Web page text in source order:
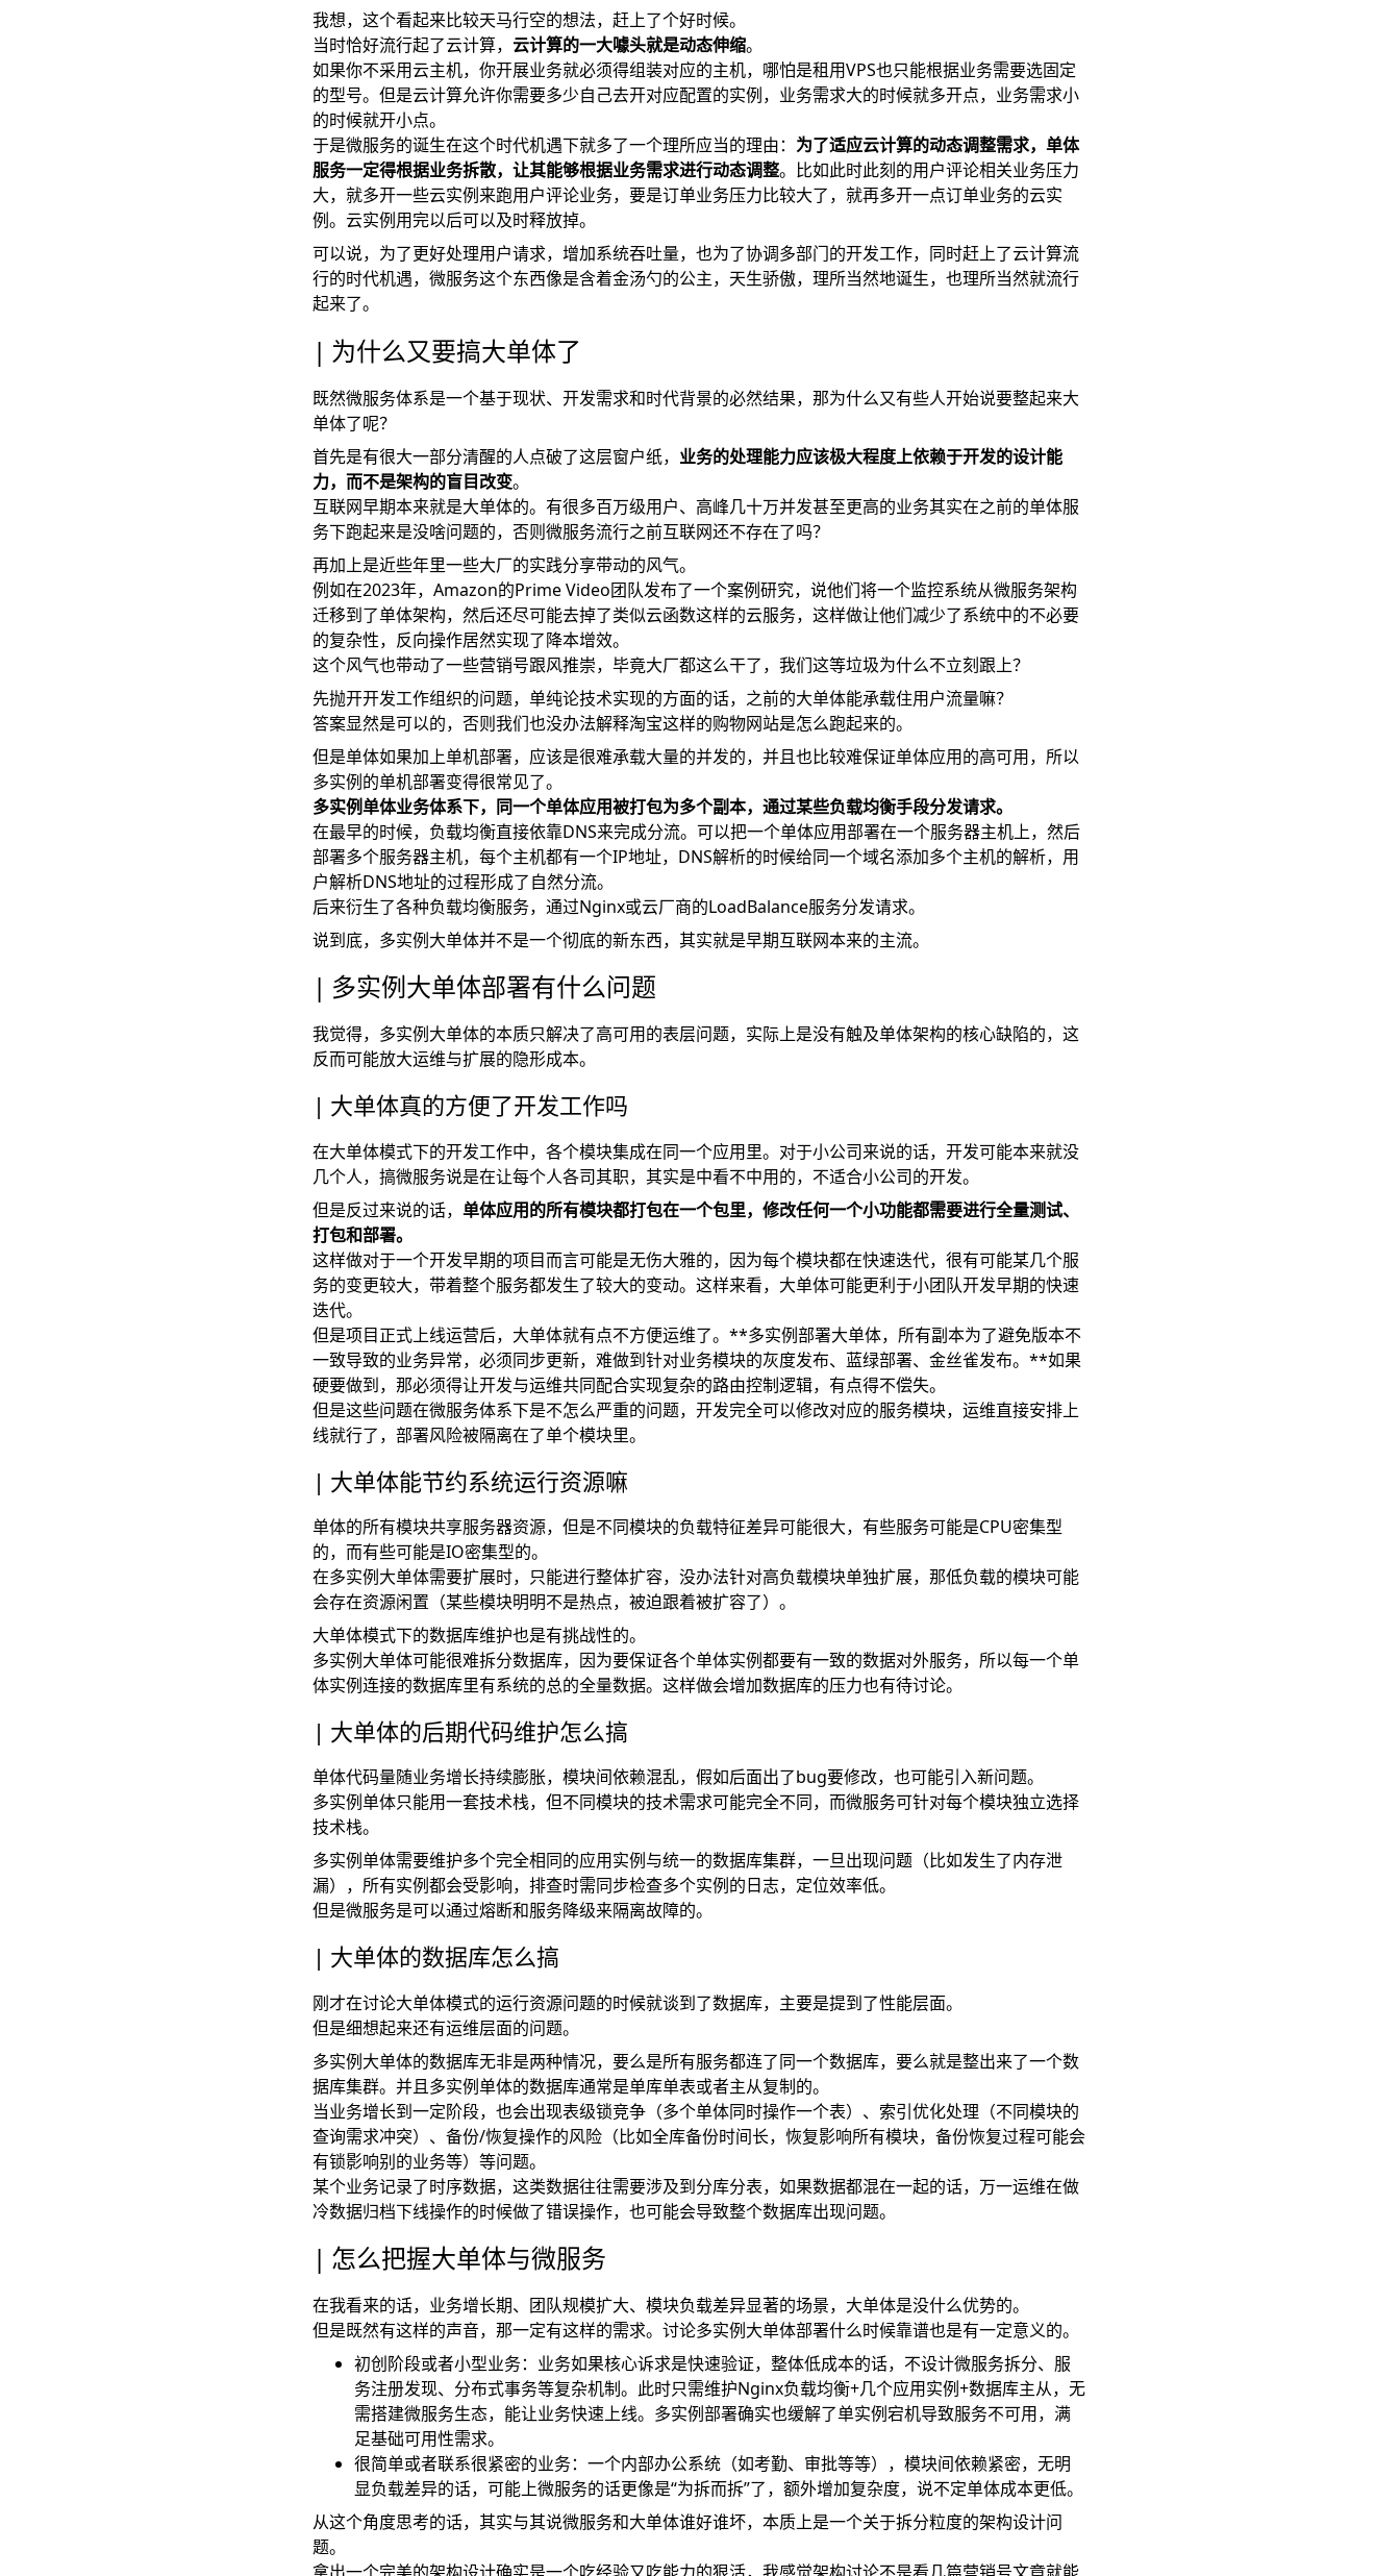
我想，这个看起来比较天马行空的想法，赶上了个好时候。
当时恰好流行起了云计算，云计算的一大噱头就是动态伸缩。
如果你不采用云主机，你开展业务就必须得组装对应的主机，哪怕是租用VPS也只能根据业务需要选固定
的型号。但是云计算允许你需要多少自己去开对应配置的实例，业务需求大的时候就多开点，业务需求小
的时候就开小点。
于是微服务的诞生在这个时代机遇下就多了一个理所应当的理由： 为了适应云计算的动态调整需求，单体
服务一定得根据业务拆散，让其能够根据业务需求进行动态调整。比如此时此刻的用户评论相关业务压力
大，就多开一些云实例来跑用户评论业务，要是订单业务压力比较大了，就再多开一点订单业务的云实
例。云实例用完以后可以及时释放掉。
可以说，为了更好处理用户请求，增加系统吞吐量，也为了协调多部门的开发工作，同时赶上了云计算流
行的时代机遇，微服务这个东西像是含着金汤勺的公主，天生骄傲，理所当然地诞生，也理所当然就流行
起来了。
为什么又要搞大单体了
既然微服务体系是一个基于现状、开发需求和时代背景的必然结果，那为什么又有些人开始说要整起来大
单体了呢？
首先是有很大一部分清醒的人点破了这层窗户纸， 业务的处理能力应该极大程度上依赖于开发的设计能
力，而不是架构的盲目改变。
互联网早期本来就是大单体的。有很多百万级用户、高峰几十万并发甚至更高的业务其实在之前的单体服
务下跑起来是没啥问题的，否则微服务流行之前互联网还不存在了吗？
再加上是近些年里一些大厂的实践分享带动的风气。
例如在2023年，Amazon的Prime Video团队发布了一个案例研究，说他们将一个监控系统从微服务架构
迁移到了单体架构，然后还尽可能去掉了类似云函数这样的云服务，这样做让他们减少了系统中的不必要
的复杂性，反向操作居然实现了降本增效。
这个风气也带动了一些营销号跟风推崇，毕竟大厂都这么干了，我们这等垃圾为什么不立刻跟上？
先抛开开发工作组织的问题，单纯论技术实现的方面的话，之前的大单体能承载住用户流量嘛？
答案显然是可以的，否则我们也没办法解释淘宝这样的购物网站是怎么跑起来的。
但是单体如果加上单机部署，应该是很难承载大量的并发的，并且也比较难保证单体应用的高可用，所以
多实例的单机部署变得很常见了。
多实例单体业务体系下，同一个单体应用被打包为多个副本，通过某些负载均衡手段分发请求。
在最早的时候，负载均衡直接依靠DNS来完成分流。可以把一个单体应用部署在一个服务器主机上，然后
部署多个服务器主机，每个主机都有一个IP地址，DNS解析的时候给同一个域名添加多个主机的解析，用
户解析DNS地址的过程形成了自然分流。
后来衍生了各种负载均衡服务，通过Nginx或云厂商的LoadBalance服务分发请求。
说到底，多实例大单体并不是一个彻底的新东西，其实就是早期互联网本来的主流。
多实例大单体部署有什么问题
我觉得，多实例大单体的本质只解决了高可用的表层问题，实际上是没有触及单体架构的核心缺陷的，这
反而可能放大运维与扩展的隐形成本。
大单体真的方便了开发工作吗
在大单体模式下的开发工作中，各个模块集成在同一个应用里。对于小公司来说的话，开发可能本来就没
几个人，搞微服务说是在让每个人各司其职，其实是中看不中用的，不适合小公司的开发。
但是反过来说的话，单体应用的所有模块都打包在一个包里，修改任何一个小功能都需要进行全量测试、
打包和部署。
这样做对于一个开发早期的项目而言可能是无伤大雅的，因为每个模块都在快速迭代，很有可能某几个服
务的变更较大，带着整个服务都发生了较大的变动。这样来看，大单体可能更利于小团队开发早期的快速
迭代。
但是项目正式上线运营后，大单体就有点不方便运维了。**多实例部署大单体，所有副本为了避免版本不
一致导致的业务异常，必须同步更新，难做到针对业务模块的灰度发布、蓝绿部署、金丝雀发布。**如果
硬要做到，那必须得让开发与运维共同配合实现复杂的路由控制逻辑，有点得不偿失。
但是这些问题在微服务体系下是不怎么严重的问题，开发完全可以修改对应的服务模块，运维直接安排上
线就行了，部署风险被隔离在了单个模块里。
大单体能节约系统运行资源嘛
单体的所有模块共享服务器资源，但是不同模块的负载特征差异可能很大，有些服务可能是CPU密集型
的，而有些可能是IO密集型的。
在多实例大单体需要扩展时，只能进行整体扩容，没办法针对高负载模块单独扩展，那低负载的模块可能
会存在资源闲置（某些模块明明不是热点，被迫跟着被扩容了）。
大单体模式下的数据库维护也是有挑战性的。
多实例大单体可能很难拆分数据库，因为要保证各个单体实例都要有一致的数据对外服务，所以每一个单
体实例连接的数据库里有系统的总的全量数据。这样做会增加数据库的压力也有待讨论。
大单体的后期代码维护怎么搞
单体代码量随业务增长持续膨胀，模块间依赖混乱，假如后面出了bug要修改，也可能引入新问题。
多实例单体只能用一套技术栈，但不同模块的技术需求可能完全不同，而微服务可针对每个模块独立选择
技术栈。
多实例单体需要维护多个完全相同的应用实例与统一的数据库集群，一旦出现问题（比如发生了内存泄
漏），所有实例都会受影响，排查时需同步检查多个实例的日志，定位效率低。
但是微服务是可以通过熔断和服务降级来隔离故障的。
大单体的数据库怎么搞
刚才在讨论大单体模式的运行资源问题的时候就谈到了数据库，主要是提到了性能层面。
但是细想起来还有运维层面的问题。
多实例大单体的数据库无非是两种情况，要么是所有服务都连了同一个数据库，要么就是整出来了一个数
据库集群。并且多实例单体的数据库通常是单库单表或者主从复制的。
当业务增长到一定阶段，也会出现表级锁竞争（多个单体同时操作一个表）、索引优化处理（不同模块的
查询需求冲突）、备份/恢复操作的风险（比如全库备份时间长，恢复影响所有模块，备份恢复过程可能会
有锁影响别的业务等）等问题。
某个业务记录了时序数据，这类数据往往需要涉及到分库分表，如果数据都混在一起的话，万一运维在做
冷数据归档下线操作的时候做了错误操作，也可能会导致整个数据库出现问题。
怎么把握大单体与微服务
在我看来的话，业务增长期、团队规模扩大、模块负载差异显著的场景，大单体是没什么优势的。
但是既然有这样的声音，那一定有这样的需求。讨论多实例大单体部署什么时候靠谱也是有一定意义的。
初创阶段或者小型业务：业务如果核心诉求是快速验证，整体低成本的话，不设计微服务拆分、服
务注册发现、分布式事务等复杂机制。此时只需维护Nginx负载均衡+几个应用实例+数据库主从，无
需搭建微服务生态，能让业务快速上线。多实例部署确实也缓解了单实例宕机导致服务不可用，满
足基础可用性需求。
很简单或者联系很紧密的业务：一个内部办公系统（如考勤、审批等等），模块间依赖紧密，无明
显负载差异的话，可能上微服务的话更像是“为拆而拆”了，额外增加复杂度，说不定单体成本更低。
从这个角度思考的话，其实与其说微服务和大单体谁好谁坏，本质上是一个关于拆分粒度的架构设计问
题。